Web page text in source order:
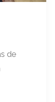
de